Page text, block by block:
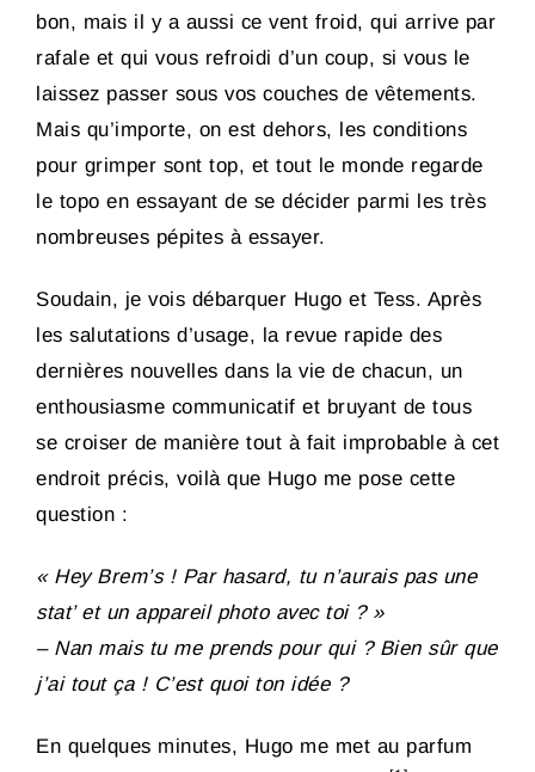
bon, mais il y a aussi ce vent froid, qui arrive par
rafale et qui vous refroidi d’un coup, si vous le
laissez passer sous vos couches de vêtements.
Mais qu’importe, on est dehors, les conditions
pour grimper sont top, et tout le monde regarde
le topo en essayant de se décider parmi les très
nombreuses pépites à essayer.
Soudain, je vois débarquer Hugo et Tess. Après
les salutations d’usage, la revue rapide des
dernières nouvelles dans la vie de chacun, un
enthousiasme communicatif et bruyant de tous
se croiser de manière tout à fait improbable à cet
endroit précis, voilà que Hugo me pose cette
question :
« Hey Brem’s ! Par hasard, tu n’aurais pas une
stat’ et un appareil photo avec toi ? »
– Nan mais tu me prends pour qui ? Bien sûr que
j’ai tout ça ! C’est quoi ton idée ?
En quelques minutes, Hugo me met au parfum